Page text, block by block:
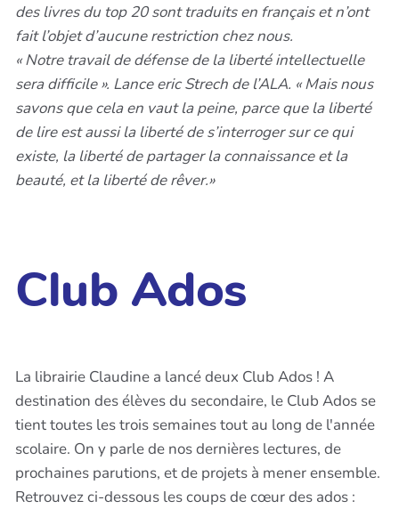
des livres du top 20 sont traduits en français et n’ont
fait l’objet d’aucune restriction chez nous.
« Notre travail de défense de la liberté intellectuelle
sera difficile ». Lance eric Strech de l’ALA. « Mais nous
savons que cela en vaut la peine, parce que la liberté
de lire est aussi la liberté de s’interroger sur ce qui
existe, la liberté de partager la connaissance et la
beauté, et la liberté de rêver.»
Club Ados
La librairie Claudine a lancé deux Club Ados ! A
destination des élèves du secondaire, le Club Ados se
tient toutes les trois semaines tout au long de l'année
scolaire. On y parle de nos dernières lectures, de
prochaines parutions, et de projets à mener ensemble.
Retrouvez ci-dessous les coups de cœur des ados :